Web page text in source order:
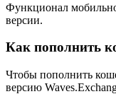
Функционал
версии.
Как пополнить
Чтобы пополнить
версию